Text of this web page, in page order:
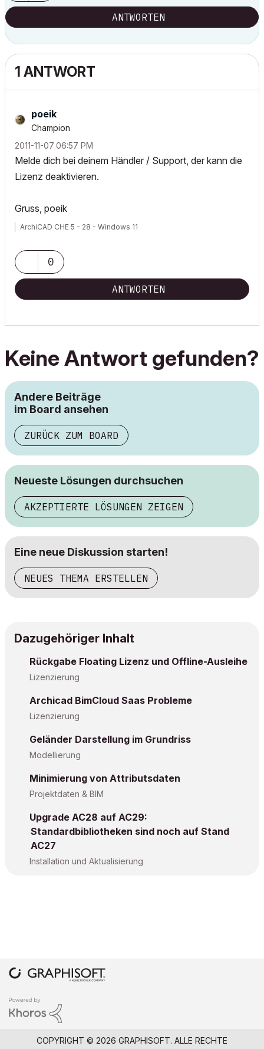
ANTWORTEN
1 ANTWORT
poeik
Champion
‎2011-11-07 06:57 PM
Melde dich bei deinem Händler / Support, der kann die
Lizenz deaktivieren.
Gruss, poeik
ArchiCAD CHE 5 - 28 - Windows 11
0
ANTWORTEN
Keine Antwort gefunden?
Andere Beiträge
im Board ansehen
ZURÜCK ZUM BOARD
Neueste Lösungen durchsuchen
AKZEPTIERTE LÖSUNGEN ZEIGEN
Eine neue Diskussion starten!
NEUES THEMA ERSTELLEN
Dazugehöriger Inhalt
Rückgabe Floating Lizenz und Offline-Ausleihe
Lizenzierung
Archicad BimCloud Saas Probleme
Lizenzierung
Geländer Darstellung im Grundriss
Modellierung
Minimierung von Attributsdaten
Projektdaten & BIM
Upgrade AC28 auf AC29:
Standardbibliotheken sind noch auf Stand
AC27
Installation und Aktualisierung
COPYRIGHT © 2026 GRAPHISOFT. ALLE RECHTE